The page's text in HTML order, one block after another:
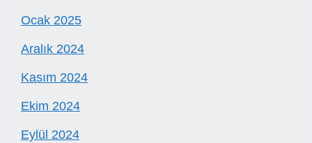
Ocak 2025
Aralık 2024
Kasım 2024
Ekim 2024
Eylül 2024